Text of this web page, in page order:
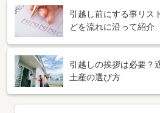
引越し前にする事リス
どを流れに沿って紹介
引越しの挨拶は必要？
土産の選び方